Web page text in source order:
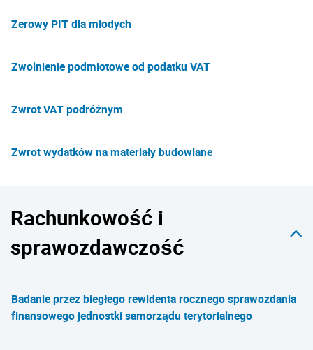
Zerowy PIT dla młodych
Zwolnienie podmiotowe od podatku VAT
Zwrot VAT podróżnym
Zwrot wydatków na materiały budowlane
Rachunkowość i
sprawozdawczość
Badanie przez biegłego rewidenta rocznego sprawozdania
finansowego jednostki samorządu terytorialnego